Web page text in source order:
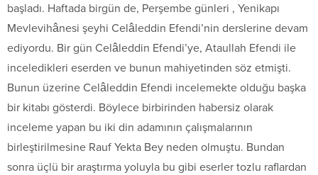
başladı. Haftada birgün de, Perşembe günleri , Yenikapı
Mevlevihânesi şeyhi Celâleddin Efendi’nin derslerine devam
ediyordu. Bir gün Celâleddin Efendi’ye, Ataullah Efendi ile
inceledikleri eserden ve bunun mahiyetinden söz etmişti.
Bunun üzerine Celâleddin Efendi incelemekte olduğu başka
bir kitabı gösterdi. Böylece birbirinden habersiz olarak
inceleme yapan bu iki din adamının çalışmalarının
birleştirilmesine Rauf Yekta Bey neden olmuştu. Bundan
sonra üçlü bir araştırma yoluyla bu gibi eserler tozlu raflardan